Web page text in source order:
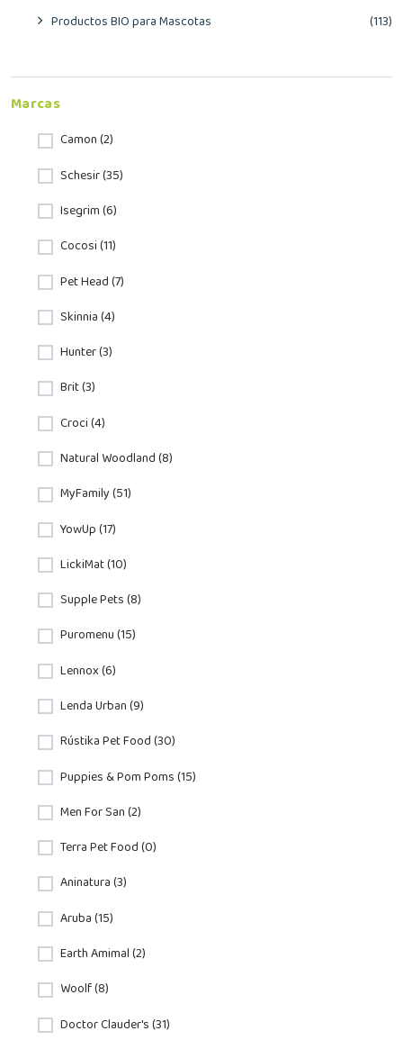
Productos BIO para Mascotas
(113)
Marcas
Camon (2)
Schesir (35)
Isegrim (6)
Cocosi (11)
Pet Head (7)
Skinnia (4)
Hunter (3)
Brit (3)
Croci (4)
Natural Woodland (8)
MyFamily (51)
YowUp (17)
LickiMat (10)
Supple Pets (8)
Puromenu (15)
Lennox (6)
Lenda Urban (9)
Rústika Pet Food (30)
Puppies & Pom Poms (15)
Men For San (2)
Terra Pet Food (0)
Aninatura (3)
Aruba (15)
Earth Amimal (2)
Woolf (8)
Doctor Clauder's (31)